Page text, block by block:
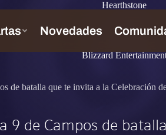
Hearthstone
Blizzard
de batalla que te invita a la Celebración
9 de Campos de